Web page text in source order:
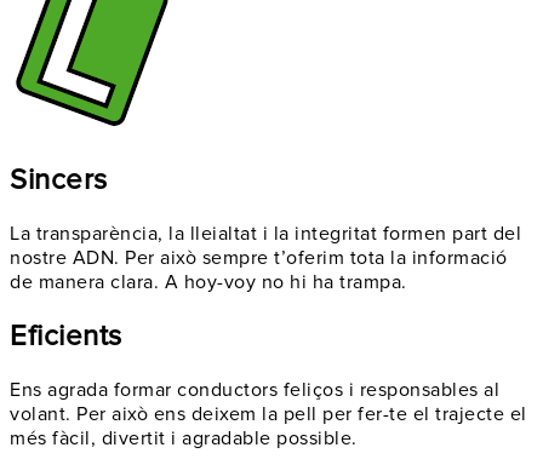
Sincers
La transparència, la lleialtat i la integritat formen part del
nostre ADN. Per això sempre t’oferim tota la informació
de manera clara. A hoy-voy no hi ha trampa.
Eficients
Ens agrada formar conductors feliços i responsables al
volant. Per això ens deixem la pell per fer-te el trajecte el
més fàcil, divertit i agradable possible.